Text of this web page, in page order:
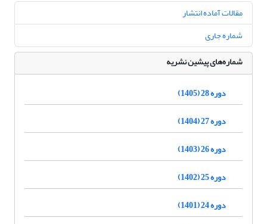
مقالات آماده انتشار
شماره جاری
شماره‌های پیشین نشریه
دوره 28 (1405)
دوره 27 (1404)
دوره 26 (1403)
دوره 25 (1402)
دوره 24 (1401)